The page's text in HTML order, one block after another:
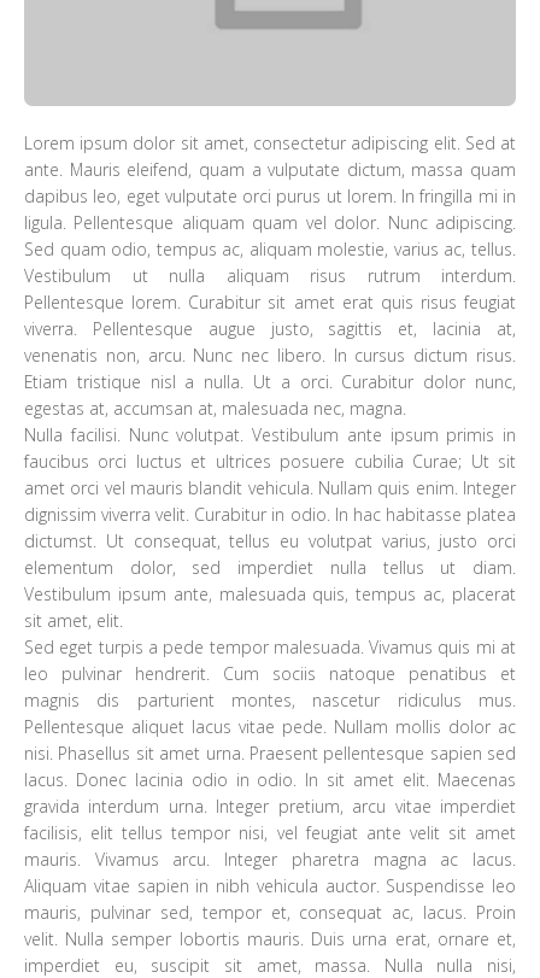
Lorem ipsum dolor sit amet, consectetur adipiscing elit. Sed at
ante. Mauris eleifend, quam a vulputate dictum, massa quam
dapibus leo, eget vulputate orci purus ut lorem. In fringilla mi in
ligula. Pellentesque aliquam quam vel dolor. Nunc adipiscing.
Sed quam odio, tempus ac, aliquam molestie, varius ac, tellus.
Vestibulum ut nulla aliquam risus rutrum interdum.
Pellentesque lorem. Curabitur sit amet erat quis risus feugiat
viverra. Pellentesque augue justo, sagittis et, lacinia at,
venenatis non, arcu. Nunc nec libero. In cursus dictum risus.
Etiam tristique nisl a nulla. Ut a orci. Curabitur dolor nunc,
egestas at, accumsan at, malesuada nec, magna.
Nulla facilisi. Nunc volutpat. Vestibulum ante ipsum primis in
faucibus orci luctus et ultrices posuere cubilia Curae; Ut sit
amet orci vel mauris blandit vehicula. Nullam quis enim. Integer
dignissim viverra velit. Curabitur in odio. In hac habitasse platea
dictumst. Ut consequat, tellus eu volutpat varius, justo orci
elementum dolor, sed imperdiet nulla tellus ut diam.
Vestibulum ipsum ante, malesuada quis, tempus ac, placerat
sit amet, elit.
Sed eget turpis a pede tempor malesuada. Vivamus quis mi at
leo pulvinar hendrerit. Cum sociis natoque penatibus et
magnis dis parturient montes, nascetur ridiculus mus.
Pellentesque aliquet lacus vitae pede. Nullam mollis dolor ac
nisi. Phasellus sit amet urna. Praesent pellentesque sapien sed
lacus. Donec lacinia odio in odio. In sit amet elit. Maecenas
gravida interdum urna. Integer pretium, arcu vitae imperdiet
facilisis, elit tellus tempor nisi, vel feugiat ante velit sit amet
mauris. Vivamus arcu. Integer pharetra magna ac lacus.
Aliquam vitae sapien in nibh vehicula auctor. Suspendisse leo
mauris, pulvinar sed, tempor et, consequat ac, lacus. Proin
velit. Nulla semper lobortis mauris. Duis urna erat, ornare et,
imperdiet eu, suscipit sit amet, massa. Nulla nulla nisi,